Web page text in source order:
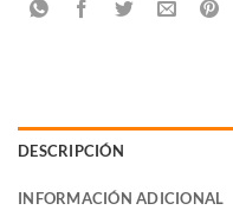
DESCRIPCIÓN
INFORMACIÓN ADICIONAL